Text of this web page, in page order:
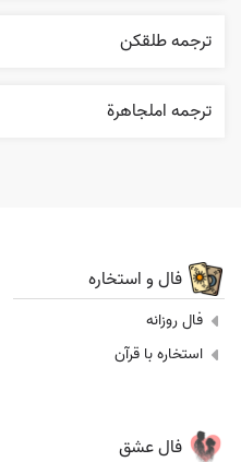
ترجمه طلقکن
ترجمه املجاهرة
فال و استخاره
فال روزانه
استخاره با قرآن
فال عشق